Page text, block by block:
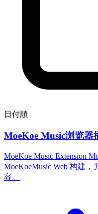
日付順
MoeKoe Music浏览器
MoeKoe Music Extension
MoeKoeMusic Web 构建
容。